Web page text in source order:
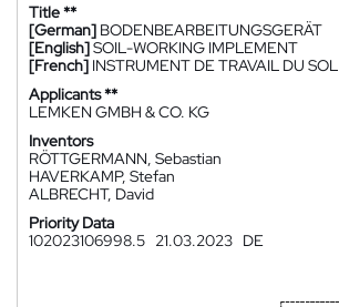
Title **
[German] BODENBEARBEITUNGSGERÄT
[English]SOIL-WORKING IMPLEMENT
[French] INSTRUMENT DE TRAVAIL DU SOL
Applicants **
LEMKEN GMBH & CO. KG
Inventors
RÖTTGERMANN, Sebastian
HAVERKAMP, Stefan
ALBRECHT, David
Priority Data
102023106998.5 21.03.2023 DE